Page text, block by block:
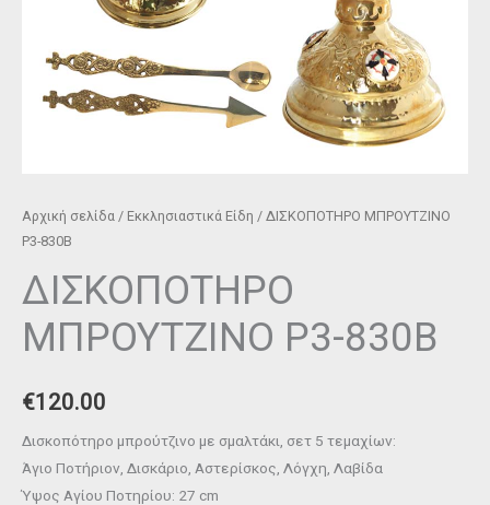
Αρχική σελίδα / Εκκλησιαστικά Είδη / ΔΙΣΚΟΠΟΤΗΡΟ ΜΠΡΟΥΤΖΙΝΟ
P3-830B
ΔΙΣΚΟΠΟΤΗΡΟ
ΜΠΡΟΥΤΖΙΝΟ P3-830B
€120.00
Δισκοπότηρο μπρούτζινο με σμαλτάκι, σετ 5 τεμαχίων:
Άγιο Ποτήριον, Δισκάριο, Αστερίσκος, Λόγχη, Λαβίδα
Ύψος Αγίου Ποτηρίου: 27 cm